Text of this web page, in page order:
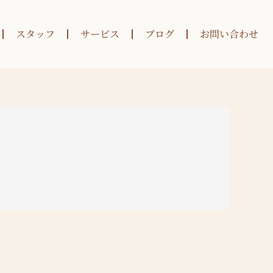
スタッフ サービス ブログ お問い合わせ